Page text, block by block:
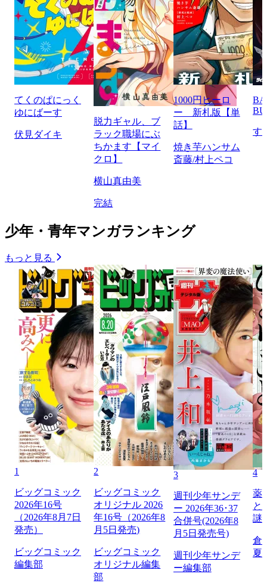
てくのぱにっく
ゆにばーす
伏見ダイキ
脱力ギャル、ブ
ラック職場にぶ
ちかます【マイ
クロ】
横山真由美
完結
1000円ヒーロ
ー 新札版【単
話】
焼き芋ハンサム
斎藤/村上ペコ
す
少年・青年マンガランキング
もっと見る
1
ビッグコミック
2026年16号
（2026年8月7日
発売）
ビッグコミック
編集部
2
ビッグコミック
オリジナル 2026
年16号（2026年8
月5日発売)
ビッグコミック
オリジナル編集
部
3
週刊少年サンデ
ー 2026年36･37
合併号(2026年8
月5日発売号)
週刊少年サンデ
ー編集部
4
薬
と
謎
倉
夏